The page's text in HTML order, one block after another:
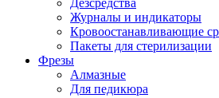
Дезсредства
Журналы и индикаторы
Кровоостанавливающие
Пакеты для стерилизации
Фрезы
Алмазные
Для педикюра